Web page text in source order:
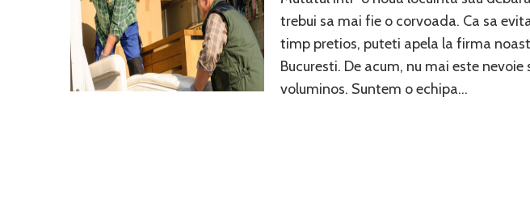
trebui sa mai fie o corvoada. Ca sa
timp pretios, puteti apela la firma
Bucuresti. De acum, nu mai este
voluminos. Suntem o echipa…